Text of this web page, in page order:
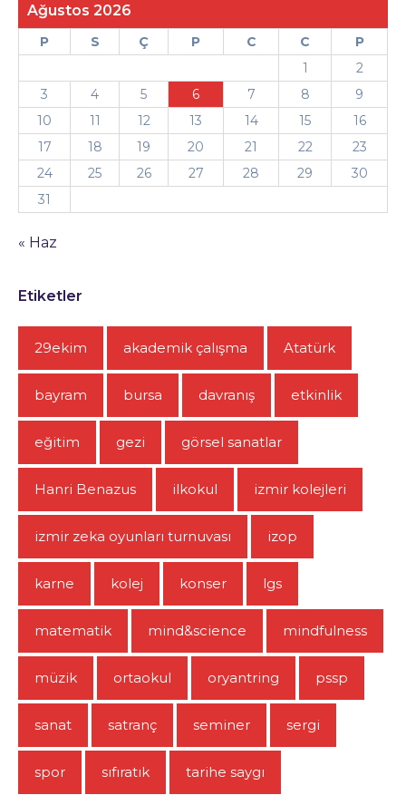
Ağustos 2026
P S Ç P C C
P
1
2
3
4 5 6 7 8
9
10
11 12 13 14 15
16
17
18 19 20 21 22
23
24
25 26 27 28 29
30
31
« Haz
Etiketler
29ekim akademik çalışma Atatürk
bayram bursa davranış etkinlik
eğitim gezi görsel sanatlar
Hanri Benazus ilkokul izmir kolejleri
izmir zeka oyunları turnuvası izop
karne kolej konser lgs
matematik mind&science mindfulness
müzik ortaokul oryantring pssp
sanat satranç seminer sergi
spor sıfıratık tarihe saygı